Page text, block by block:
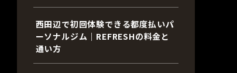
西田辺で初回体験できる都度払いパ
ーソナルジム｜REFRESHの料金と
通い方